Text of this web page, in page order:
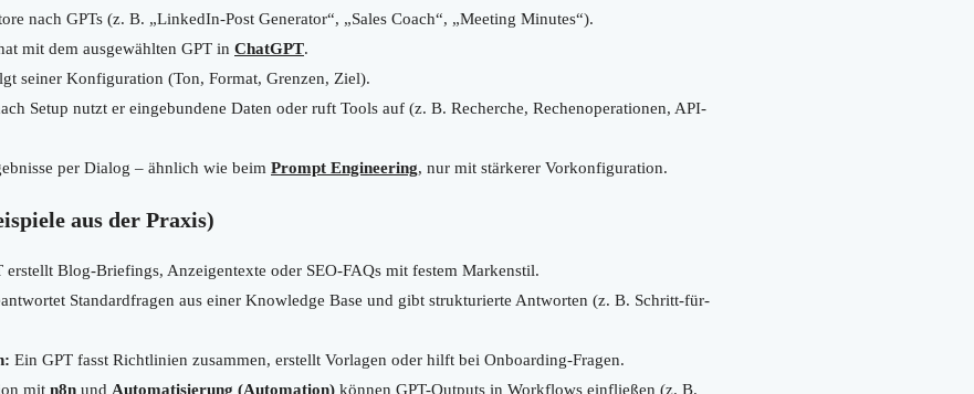
nach GPTs (z. B. „LinkedIn-Post Generator“, „Sales Coach“, „Meeting Minutes“).
mit dem ausgewählten GPT in ChatGPT.
seiner Konfiguration (Ton, Format, Grenzen, Ziel).
Setup nutzt er eingebundene Daten oder ruft Tools auf (z. B. Recherche, Rechenoperationen, API-
per Dialog – ähnlich wie beim Prompt Engineering, nur mit stärkerer Vorkonfiguration.
aus der Praxis)
erstellt Blog-Briefings, Anzeigentexte oder SEO-FAQs mit festem Markenstil.
Standardfragen aus einer Knowledge Base und gibt strukturierte Antworten (z. B. Schritt-für-
Ein GPT fasst Richtlinien zusammen, erstellt Vorlagen oder hilft bei Onboarding-Fragen.
mit n8n und Automatisierung (Automation) können GPT-Outputs in Workflows einfließen (z. B.